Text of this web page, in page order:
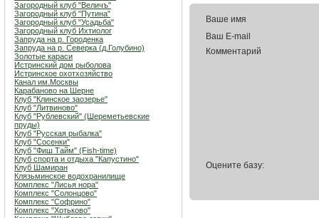
Загородный клуб "Величъ"
Загородный клуб "Путина"
Загородный клуб "Усадьба"
Загородный клуб Ихтиолог
Запруда на р. Городенка
Запруда на р. Северка (д.Голубино)
Золотые караси
Истринский дом рыболова
Истринское охотхозяйство
Канал им.Москвы
Карабаново на Шерне
Клуб "Клинское заозерье"
Клуб "Литвиново"
Клуб "Рублевский" (Шереметьевские
пруды)
Клуб "Русская рыбалка"
Клуб "Сосенки"
Клуб "Фиш Тайм" (Fish-time)
Клуб спорта и отдыха "Капустино"
Клуб Шамиран
Клязьминское водохранилище
Комплекс "Лисья нора"
Комплекс "Солонцово"
Комплекс "Софрино"
Комплекс "Хотьково"
Ваше имя
Ваш E-mail
Комментарий
Оцените базу: